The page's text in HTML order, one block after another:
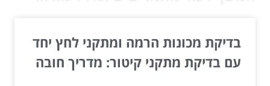
בדיקת מכונות הרמה ומתקני לחץ יחד
עם בדיקת מתקני קיטור: מדריך חובה